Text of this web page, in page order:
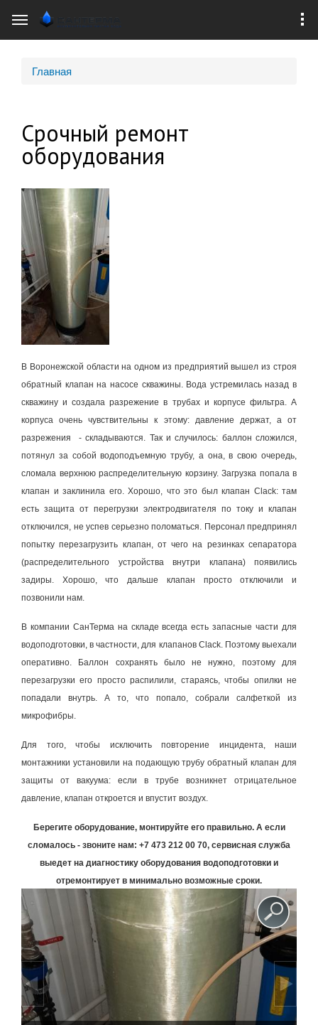
основному
Вы здесь
Главная
Срочный ремонт
оборудования
В Воронежской области на одном из предприятий вышел из строя
обратный клапан на насосе скважины. Вода устремилась назад в
скважину и создала разрежение в трубах и корпусе фильтра. А
корпуса очень чувствительны к этому: давление держат, а от
разрежения - складываются. Так и случилось: баллон сложился,
потянул за собой водоподъемную трубу, а она, в свою очередь,
сломала верхнюю распределительную корзину. Загрузка попала в
клапан и заклинила его. Хорошо, что это был клапан Clack: там
есть защита от перегрузки электродвигателя по току и клапан
отключился, не успев серьезно поломаться. Персонал предпринял
попытку перезагрузить клапан, от чего на резинках сепаратора
(распределительного устройства внутри клапана) появились
задиры. Хорошо, что дальше клапан просто отключили и
позвонили нам.
В компании СанТерма на складе всегда есть запасные части для
водоподготовки, в частности, для клапанов Clack. Поэтому выехали
оперативно. Баллон сохранять было не нужно, поэтому для
перезагрузки его просто распилили, стараясь, чтобы опилки не
попадали внутрь. А то, что попало, собрали салфеткой из
микрофибры.
Для того, чтобы исключить повторение инцидента, наши
монтажники установили на подающую трубу обратный клапан для
защиты от вакуума: если в трубе возникнет отрицательное
давление, клапан откроется и впустит воздух.
Берегите оборудование, монтируйте его правильно. А если
сломалось - звоните нам: +7 473 212 00 70, сервисная служба
выедет на диагностику оборудования водоподготовки и
отремонтирует в минимально возможные сроки.